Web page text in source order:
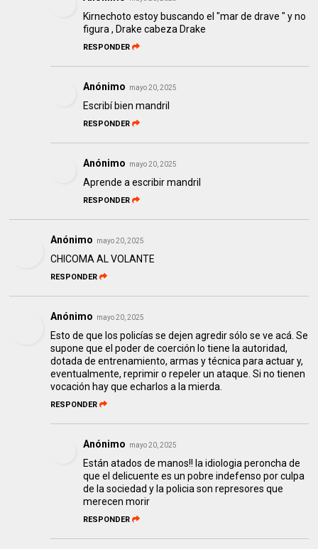
Kirnechoto estoy buscando el "mar de drave " y no
figura , Drake cabeza Drake
RESPONDER
Anónimo mayo 20, 2025
Escribí bien mandril
RESPONDER
Anónimo mayo 20, 2025
Aprende a escribir mandril
RESPONDER
Anónimo mayo 20, 2025
CHICOMA AL VOLANTE
RESPONDER
Anónimo mayo 20, 2025
Esto de que los policías se dejen agredir sólo se ve acá. Se
supone que el poder de coerción lo tiene la autoridad,
dotada de entrenamiento, armas y técnica para actuar y,
eventualmente, reprimir o repeler un ataque. Si no tienen
vocación hay que echarlos a la mierda.
RESPONDER
Anónimo mayo 20, 2025
Están atados de manos!! la idiologia peroncha de
que el delicuente es un pobre indefenso por culpa
de la sociedad y la policia son represores que
merecen morir
RESPONDER